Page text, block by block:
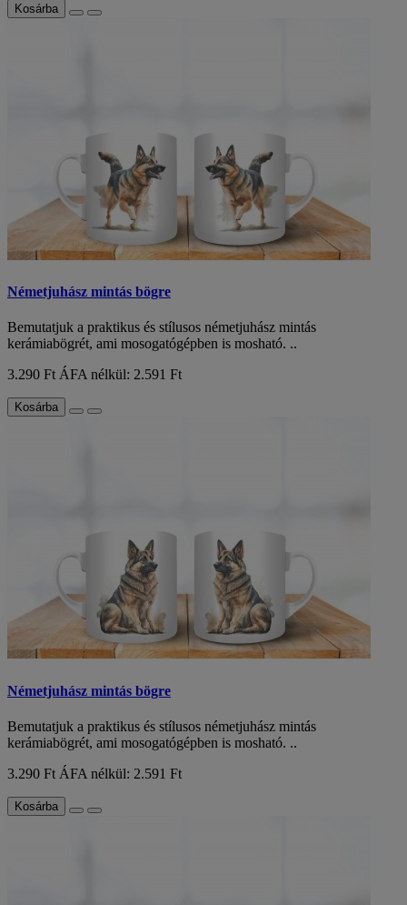
Kosárba
Németjuhász mintás bögre
Bemutatjuk a praktikus és stílusos németjuhász mintás
kerámiabögrét, ami mosogatógépben is mosható. ..
3.290 Ft ÁFA nélkül: 2.591 Ft
Kosárba
Németjuhász mintás bögre
Bemutatjuk a praktikus és stílusos németjuhász mintás
kerámiabögrét, ami mosogatógépben is mosható. ..
3.290 Ft ÁFA nélkül: 2.591 Ft
Kosárba